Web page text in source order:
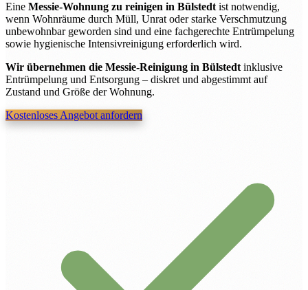
Eine Messie-Wohnung zu reinigen in Bülstedt ist notwendig,
wenn Wohnräume durch Müll, Unrat oder starke Verschmutzung
unbewohnbar geworden sind und eine fachgerechte Entrümpelung
sowie hygienische Intensivreinigung erforderlich wird.
Wir übernehmen die Messie-Reinigung in Bülstedt inklusive
Entrümpelung und Entsorgung – diskret und abgestimmt auf
Zustand und Größe der Wohnung.
Kostenloses Angebot anfordern